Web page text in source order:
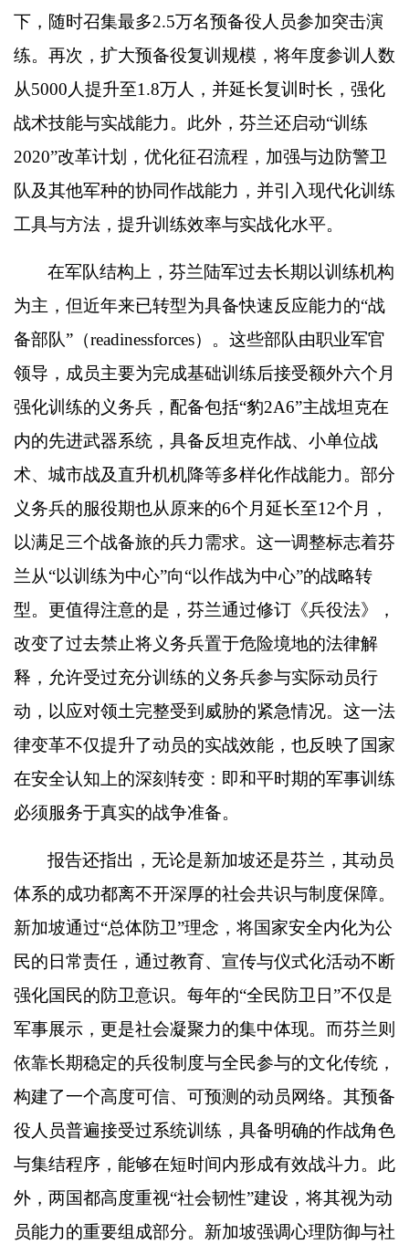
下，随时召集最多2.5万名预备役人员参加突击演
练。再次，扩大预备役复训规模，将年度参训人数
从5000 人提升至1.8万人，并延长复训时长，强化
战术技能与实战能力。此外，芬兰还启动“训练
2020”改革计划，优化征召流程，加强与边防警卫
队及其他军种的协同作战能力，并引入现代化训练
工具与方法，提升训练效率与实战化水平。
在军队结构上，芬兰陆军过去长期以训练机构
为主，但近年来已转型为具备快速反应能力的“战
备部队” （readinessforces）。这些部队由职业军官
领导，成员主要为完成基础训练后接受额外六个月
强化训练的义务兵，配备包括“豹2A6”主战坦克在
内的先进武器系统，具备反坦克作战、小单位战
术、城市战及直升机机降等多样化作战能力。部分
义务兵的服役期也从原来的6个月延长至12个月，
以满足三个战备旅的兵力需求。这一调整标志着芬
兰从“以训练为中心”向“以作战为中心”的战略转
型。更值得注意的是，芬兰通过修订《兵役法》，
改变了过去禁止将义务兵置于危险境地的法律解
释，允许受过充分训练的义务兵参与实际动员行
动，以应对领土完整受到威胁的紧急情况。这一法
律变革不仅提升了动员的实战效能，也反映了国家
在安全认知上的深刻转变：即和平时期的军事训练
必须服务于真实的战争准备。
报告还指出，无论是新加坡还是芬兰，其动员
体系的成功都离不开深厚的社会共识与制度保障。
新加坡通过“总体防卫”理念，将国家安全内化为公
民的日常责任，通过教育、宣传与仪式化活动不断
强化国民的防卫意识。每年的“全民防卫日”不仅是
军事展示，更是社会凝聚力的集中体现。而芬兰则
依靠长期稳定的兵役制度与全民参与的文化传统，
构建了一个高度可信、可预测的动员网络。其预备
役人员普遍接受过系统训练，具备明确的作战角色
与集结程序，能够在短时间内形成有效战斗力。此
外，两国都高度重视“社会韧性”建设，将其视为动
员能力的重要组成部分。新加坡强调心理防御与社